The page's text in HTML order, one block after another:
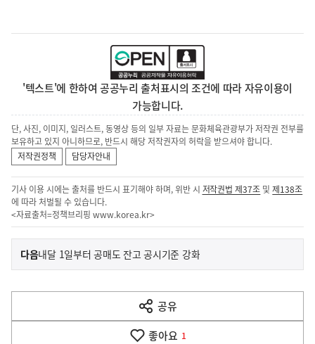
'텍스트'에 한하여 공공누리 출처표시의 조건에 따라 자유이용이
가능합니다.
단, 사진, 이미지, 일러스트, 동영상 등의 일부 자료는 문화체육관광부가 저작권 전부를
보유하고 있지 아니하므로, 반드시 해당 저작권자의 허락을 받으셔야 합니다.
저작권정책
담당자안내
기사 이용 시에는 출처를 반드시 표기해야 하며, 위반 시 저작권법 제37조 및제138조
에 따라 처벌될 수 있습니다.
<자료출처=정책브리핑 www.korea.kr>
이
전
다
음
다음기
내달 1일부터 공매도 잔고 공시기준 강화
공유
열
기
좋아요 1